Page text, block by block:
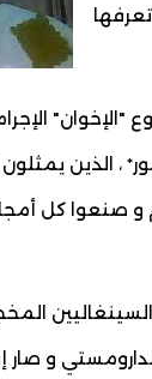
صنعوا كل
و صار